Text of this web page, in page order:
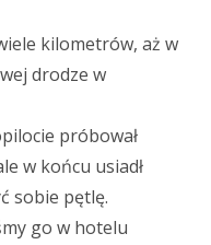
kilometrów, aż w
drodze w
próbował
w końcu usiadł
sobie pętlę.
go w hotelu